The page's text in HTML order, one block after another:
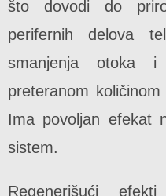
što dovodi do
perifernih delova
smanjenja otoka i
preteranom
Ima povoljan efekat
sistem.
Regenerišući